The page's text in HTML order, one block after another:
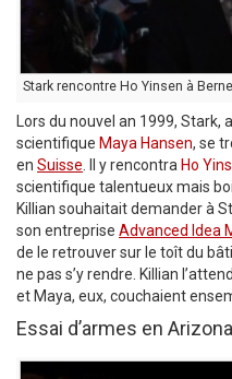
Stark rencontre Ho Yinsen à
Lors du nouvel an 1999,
scientifique Maya Hansen, se
en Suisse . Il y rencontra Ho
scientifique talentueux mais
Killian souhaitait demander à
son entreprise Advanced Idea
de le retrouver sur le toît du
ne pas s’y rendre. Killian
et Maya, eux, couchaient
Essai d’armes en Arizona